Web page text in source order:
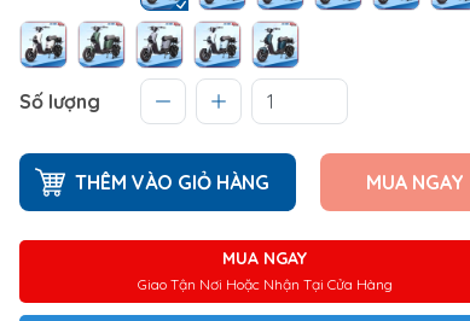
Số lượng
THÊM VÀO GIỎ HÀNG MUA NGAY
MUA NGAY
Giao Tận Nơi Hoặc Nhận Tại Cửa Hàng